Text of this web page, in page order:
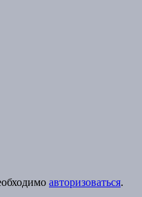
авторизоваться.